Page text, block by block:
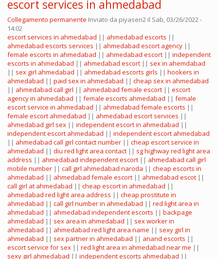
escort services in ahmedabad
Collegamento permanente Inviato da piyasen2 il Sab, 03/26/2022 -
14:02
escort services in ahmedabad || ahmedabad escorts ||
ahmedabad escorts services || ahmedabad escort agency ||
female escorts in ahmedabad || ahmedabad escort || independent
escorts in ahmedabad || ahmedabad escort || sex in ahemdabad
|| sex girl ahmedabad || ahmedabad escorts girls || hookers in
ahmedabad || paid sex in ahmedabad || cheap sex in ahmedabad
|| ahmedabad call girl || ahmedabad female escort || escort
agency in ahmedabad || female escorts ahmedabad || female
escort service in ahmedabad || ahmedabad female escorts ||
female escort ahmedabad || ahmedabad escort services ||
ahmedabad girl sex || independent escort in ahmedabad ||
independent escort ahmedabad || independent escort ahmedabad
|| ahmedabad call girl contact number || cheap escort service in
ahmedabad || diu red light area contact || sg highway red light area
address || ahmedabad independent escort || ahmedabad call girl
mobile number || call girl ahmedabad naroda || cheap escorts in
ahmedabad || ahmedabad female escort || ahmedabad escot ||
call girl at ahmedabad || cheap escort in ahmedabad ||
ahmedabad red light area address || cheap prostitute in
ahmedabad || call girl number in ahmedabad || red light area in
ahmedabad || ahmedabad independent escorts || backpage
ahmedabad || sex area in ahmedabad || sex worker in
ahmedabad || ahmedabad red light area name || sexy girl in
ahmedabad || sex partner in ahmedabad || anand escorts ||
escort service for sex || red light area in ahmedabad near me ||
sexy girl ahmedabad || independent escorts ahmedabad ||